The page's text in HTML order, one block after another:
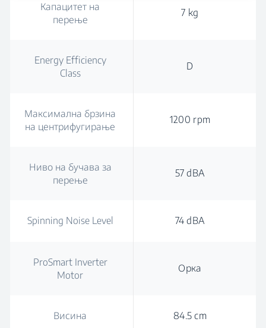
Капацитет на
перење
7 kg
Energy Efficiency
Class
D
Максимална брзина
на центрифугирање
1200 rpm
Ниво на бучава за
перење
57 dBA
Spinning Noise Level 74 dBA
ProSmart Inverter
Motor
Орка
Висина 84.5 cm